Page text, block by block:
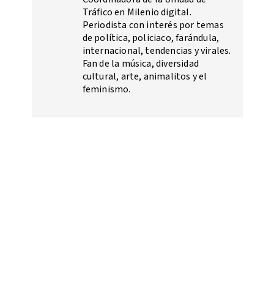
Tráfico en Milenio digital.
Periodista con interés por temas
de política, policiaco, farándula,
internacional, tendencias y virales.
Fan de la música, diversidad
cultural, arte, animalitos y el
feminismo.